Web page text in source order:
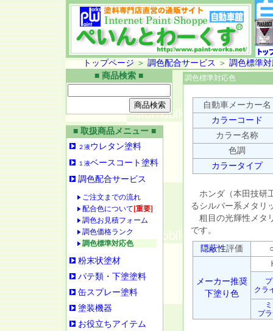
トップページ ＞ 調色配合サービス ＞ 調色標準
■ 商品検索 ■
■ 取扱商品メニュー ■
２液ウレタン塗料
１液ベースコート塗料
調色配合サービス
ご注文までの流れ
配合色について [重要]
調色お見積フォーム
調色価格ランク
調色標準対応色
粉末状塗材
パテ類・下塗塗料
缶スプレー塗料
塗装機器
お役立ちアイテム
調色標準対応色
自動車メーカー名
カラーコード
カラー名称
色調
カラータイプ
ホンダ（本田技研
るシルバー系メタリ
粗目の光輝性メタ
です。
隠蔽性評価 ○
メーカー推奨
下塗り色
Ｈ
クラ
プ